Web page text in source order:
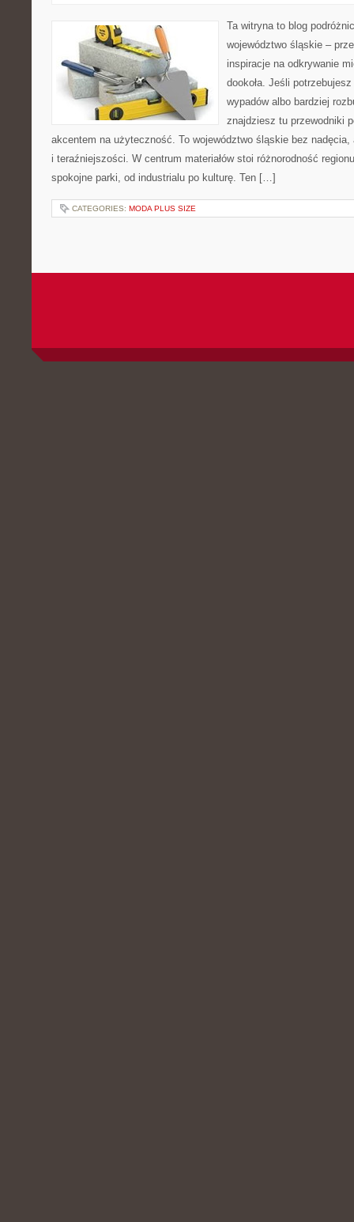
Ta witryna to blog
województwo śląskie –
inspiracje na odkrywanie
dookoła. Jeśli
wypadów albo bardziej
znajdziesz tu przewodniki
akcentem na użyteczność. To województwo śląskie bez
i teraźniejszości. W centrum materiałów stoi różnorodność
spokojne parki, od industrialu po kulturę. Ten […]
CATEGORIES: MODA PLUS SIZE